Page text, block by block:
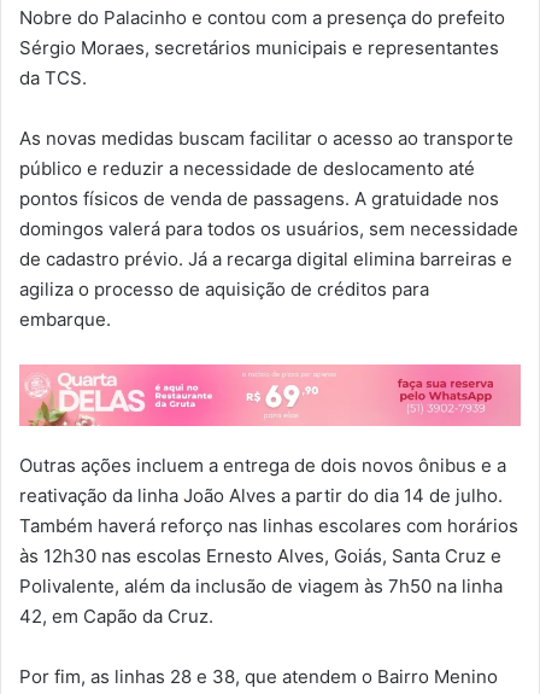
Nobre do Palacinho e contou com a presença do prefeito
Sérgio Moraes, secretários municipais e representantes
da TCS.
As novas medidas buscam facilitar o acesso ao transporte
público e reduzir a necessidade de deslocamento até
pontos físicos de venda de passagens. A gratuidade nos
domingos valerá para todos os usuários, sem necessidade
de cadastro prévio. Já a recarga digital elimina barreiras e
agiliza o processo de aquisição de créditos para
embarque.
Outras ações incluem a entrega de dois novos ônibus e a
reativação da linha João Alves a partir do dia 14 de julho.
Também haverá reforço nas linhas escolares com horários
às 12h30 nas escolas Ernesto Alves, Goiás, Santa Cruz e
Polivalente, além da inclusão de viagem às 7h50 na linha
42, em Capão da Cruz.
Por fim, as linhas 28 e 38, que atendem o Bairro Menino